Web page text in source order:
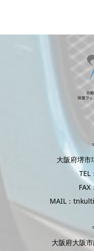
大阪府堺市
TEL
MAIL：
大阪府大阪